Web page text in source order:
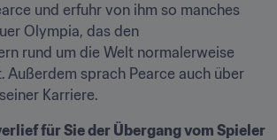
und erfuhr von ihm so manches
Olympia, das den
rund um die Welt normalerweise
Außerdem sprach Pearce auch über
Karriere.
für Sie der Übergang vom Spieler